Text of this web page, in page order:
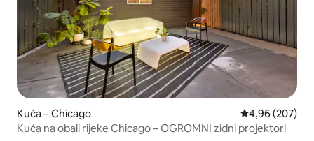
Kuća – Chicago Prosječna
4,96 (207)
Kuća na obali rijeke Chicago – OGROMNI zidni projektor!